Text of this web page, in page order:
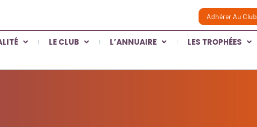
Adhérer Au Club
LE CLUB L’ANNUAIRE LES TROPHÉES